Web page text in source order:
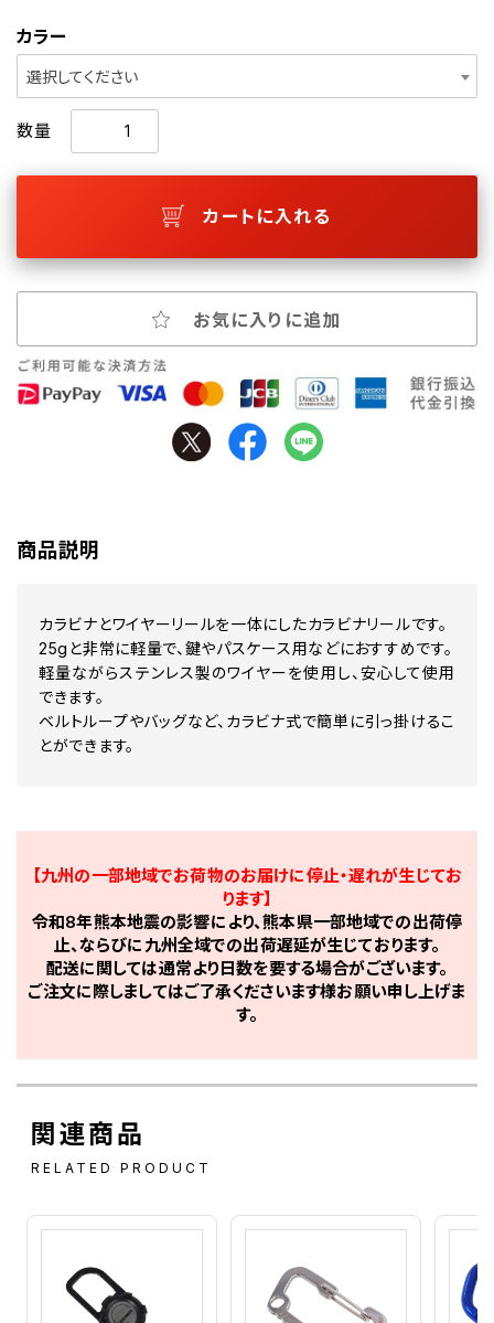
カラー
選択してください
数量
カートに入れる
お気に入りに追加
商品説明
カラビナとワイヤーリールを一体にしたカラビナリールです。
25gと非常に軽量で、鍵やパスケース用などにおすすめです。
軽量ながらステンレス製のワイヤーを使用し、安心して使用
できます。
ベルトループやバッグなど、カラビナ式で簡単に引っ掛けるこ
とができます。
【九州の一部地域でお荷物のお届けに停止・遅れが生じてお
ります】
令和8年熊本地震の影響により、熊本県一部地域での出荷停
止、ならびに九州全域での出荷遅延が生じております。
配送に関しては通常より日数を要する場合がございます。
ご注文に際しましてはご了承くださいます様お願い申し上げま
す。
関連商品
RELATED PRODUCT